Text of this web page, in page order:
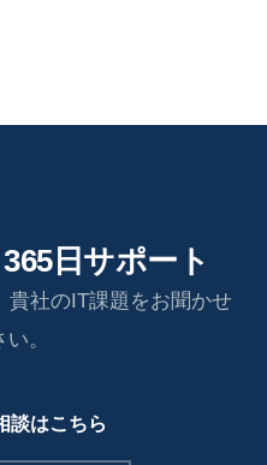
日サポート
貴社のIT課題をお聞かせ
。
談はこちら